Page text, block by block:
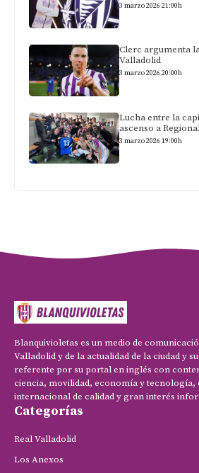
3 marzo 2026 21:00h
Clerc argumenta
Valladolid
3 marzo 2026 20:00h
Lucha entre la
ascenso a
3 marzo 2026 19:00h
Blanquivioletas es un medio de
Valladolid y de la actualidad de la ciudad y
referente por su portal en inglés con
ciencia, movilidad, economía y tecnología,
internacional de calidad y gran interés
Categorías
Real Valladolid
Los Anexos